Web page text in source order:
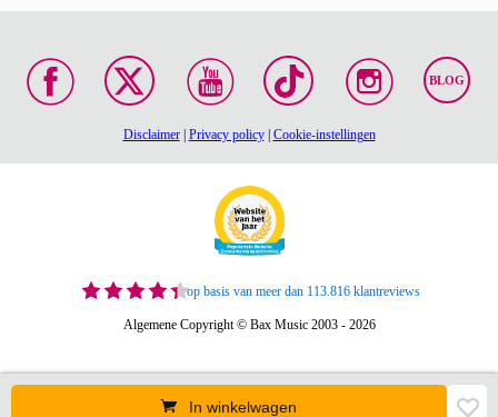
In winkelwagen
BLOG
Disclaimer| Privacy policy| Cookie-instellingen
op basis van meer dan 113.816 klantreviews
Algemene Copyright © Bax Music 2003 - 2026